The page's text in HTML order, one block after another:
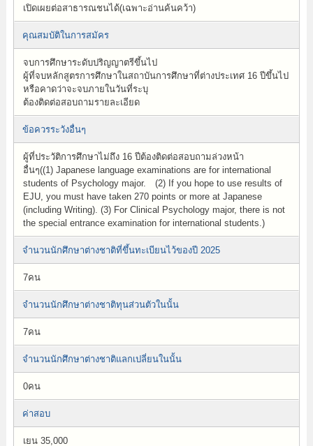
เปิดเผยต่อสาธารณชนได้(เฉพาะอ่านค้นคว้า)
คุณสมบัติในการสมัคร
จบการศึกษาระดับปริญญาตรีขึ้นไป
ผู้ที่จบหลักสูตรการศึกษาในสถาบันการศึกษาที่ต่างประเทศ 16 ปีขึ้นไป
หรือคาดว่าจะจบภายในวันที่ระบุ
ต้องติดต่อสอบถามรายละเอียด
ข้อควรระวังอื่นๆ
ผู้ที่ประวัติการศึกษาไม่ถึง 16 ปีต้องติดต่อสอบถามล่วงหน้า
อื่นๆ((1) Japanese language examinations are for international
students of Psychology major. (2) If you hope to use results of
EJU, you must have taken 270 points or more at Japanese
(including Writing). (3) For Clinical Psychology major, there is not
the special entrance examination for international students.)
จำนวนนักศึกษาต่างชาติที่ขึ้นทะเบียนไว้ของปี 2025
7คน
จำนวนนักศึกษาต่างชาติทุนส่วนตัวในนั้น
7คน
จำนวนนักศึกษาต่างชาติแลกเปลี่ยนในนั้น
0คน
ค่าสอบ
เยน 35,000